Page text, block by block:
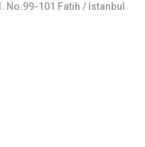
No:99-101 Fatih / İstanbul